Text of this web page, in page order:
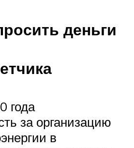
деньги
года
за организацию
в